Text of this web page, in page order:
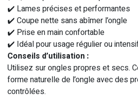
✔️ Lames précises et performantes
✔️ Coupe nette sans abîmer l’ongle
✔️ Prise en main confortable
✔️ Idéal pour usage régulier ou
Conseils d’utilisation :
Utilisez sur ongles propres et secs.
forme naturelle de l’ongle avec des
contrôlées.